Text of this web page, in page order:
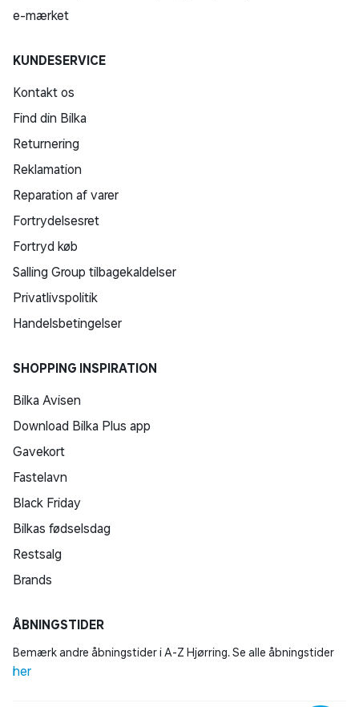
e-mærket
KUNDESERVICE
Kontakt os
Find din Bilka
Returnering
Reklamation
Reparation af varer
Fortrydelsesret
Fortryd køb
Salling Group tilbagekaldelser
Privatlivspolitik
Handelsbetingelser
SHOPPING INSPIRATION
Bilka Avisen
Download Bilka Plus app
Gavekort
Fastelavn
Black Friday
Bilkas fødselsdag
Restsalg
Brands
ÅBNINGSTIDER
Bemærk andre åbningstider i A-Z Hjørring. Se alle åbningstider
her